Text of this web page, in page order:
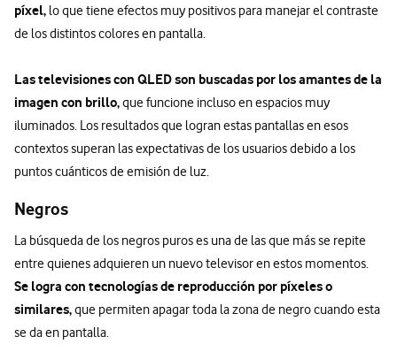
píxel, lo que tiene efectos muy positivos para manejar el contraste
de los distintos colores en pantalla.
Las televisiones con QLED son buscadas por los amantes de la
imagen con brillo,que funcione incluso en espacios muy
iluminados. Los resultados que logran estas pantallas en esos
contextos superan las expectativas de los usuarios debido a los
puntos cuánticos de emisión de luz.
Negros
La búsqueda de los negros puros es una de las que más se repite
entre quienes adquieren un nuevo televisor en estos momentos.
Se logra con tecnologías de reproducción por píxeles o
similares,que permiten apagar toda la zona de negro cuando esta
se da en pantalla.